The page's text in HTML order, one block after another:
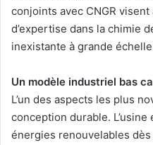
conjoints avec CNGR
d’expertise dans la chimie
inexistante à grande
Un modèle industriel bas
L’un des aspects les plus
conception durable.
énergies renouvelables